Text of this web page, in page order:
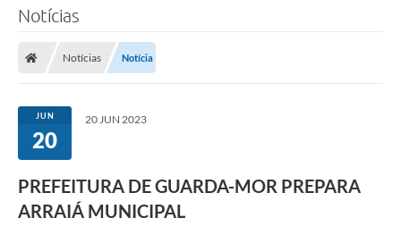
Notícias
Notícias Notícia
JUN
20
20 JUN 2023
PREFEITURA DE GUARDA-MOR PREPARA
ARRAIÁ MUNICIPAL